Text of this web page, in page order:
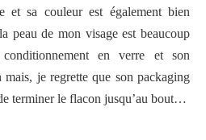
et sa couleur est également bien
peau de mon visage est beaucoup
en verre et son
je regrette que son packaging
terminer le flacon jusqu’au bout…